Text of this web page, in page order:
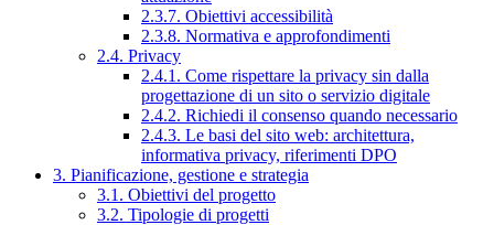
2.3.7. Obiettivi accessibilità
2.3.8. Normativa e approfondimenti
2.4. Privacy
2.4.1. Come rispettare la privacy sin dalla
progettazione di un sito o servizio digitale
2.4.2. Richiedi il consenso quando necessario
2.4.3. Le basi del sito web: architettura,
informativa privacy, riferimenti DPO
3. Pianificazione, gestione e strategia
3.1. Obiettivi del progetto
3.2. Tipologie di progetti